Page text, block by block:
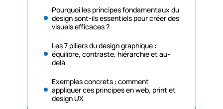
Pourquoi les principes fondamentaux du
design sont-ils essentiels pour créer des
visuels efficaces ?
Les 7 piliers du design graphique :
équilibre, contraste, hiérarchie et au-
delà
Exemples concrets : comment
appliquer ces principes en web, print et
design UX